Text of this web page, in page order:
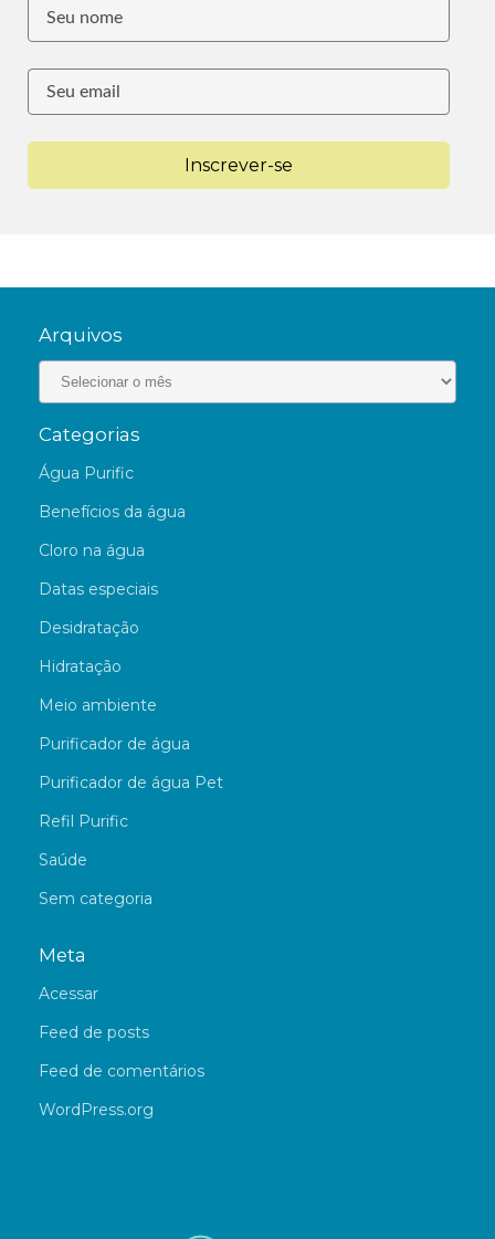
Inscrever-se
Arquivos
Categorias
Água Purific
Benefícios da água
Cloro na água
Datas especiais
Desidratação
Hidratação
Meio ambiente
Purificador de água
Purificador de água Pet
Refil Purific
Saúde
Sem categoria
Meta
Acessar
Feed de posts
Feed de comentários
WordPress.org